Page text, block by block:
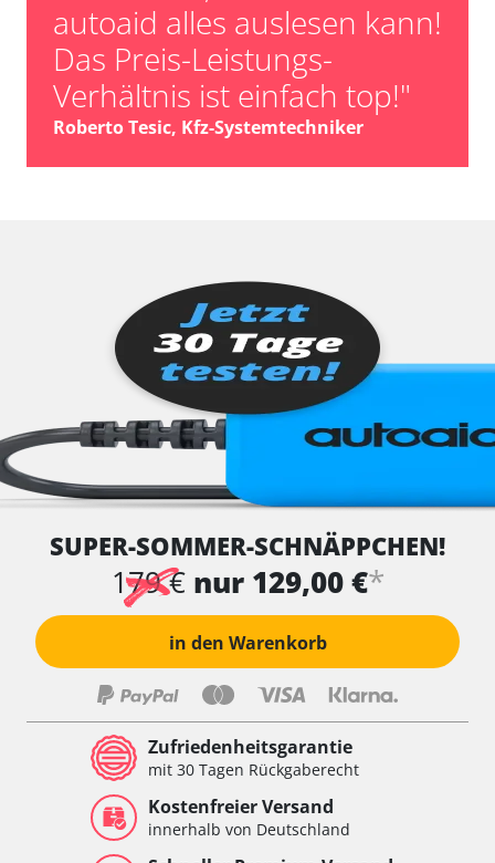
autoaid alles auslesen kann!
Das Preis-Leistungs-
Verhältnis ist einfach top!"
Roberto Tesic, Kfz-Systemtechniker
SUPER-SOMMER-SCHNÄPPCHEN!
179 € nur 129,00 €*
in den Warenkorb
Zufriedenheitsgarantie
mit 30 Tagen Rückgaberecht
Kostenfreier Versand
innerhalb von Deutschland